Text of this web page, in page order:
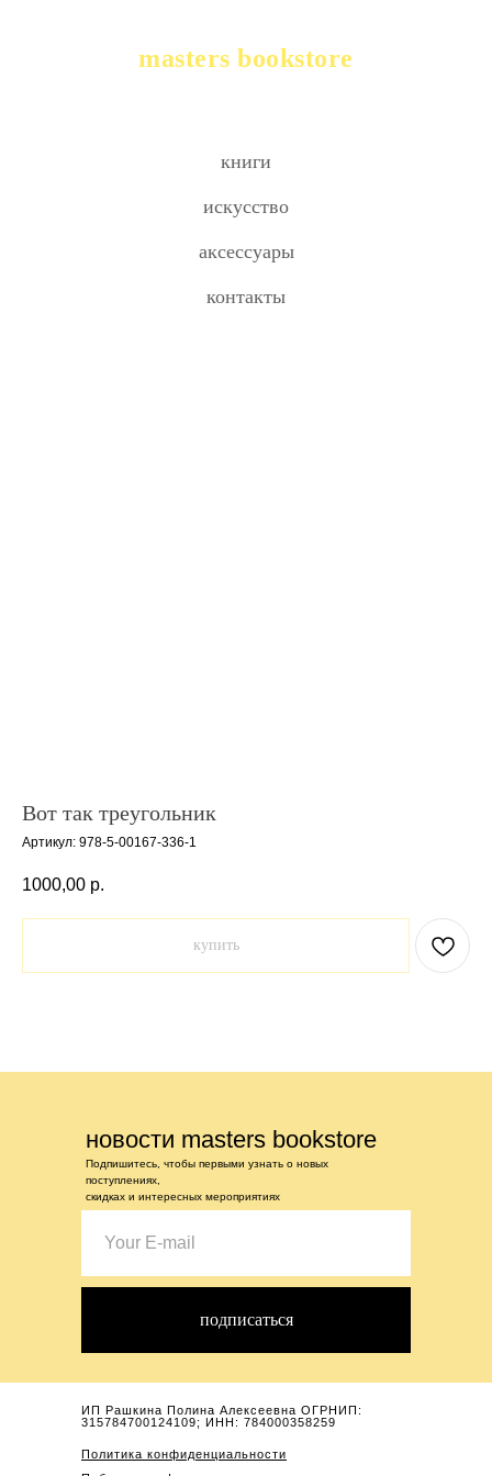
masters bookstore
книги
искусство
аксессуары
контакты
Вот так треугольник
Артикул: 978-5-00167-336-1
1000,00 р.
купить
новости masters bookstore
Подпишитесь, чтобы первыми узнать о новых
поступлениях,
скидках и интересных мероприятиях
подписаться
ИП Рашкина Полина Алексеевна ОГРНИП:
315784700124109; ИНН: 784000358259
Политика конфиденциальности